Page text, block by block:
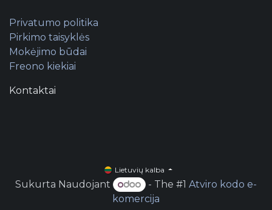
Privatumo politika
Pirkimo taisyklės
Mokėjimo būdai
Freono kiekiai
Kontaktai
Lietuvių kalba
Sukurta Naudojant - The #1Atviro kodo e-
komercija